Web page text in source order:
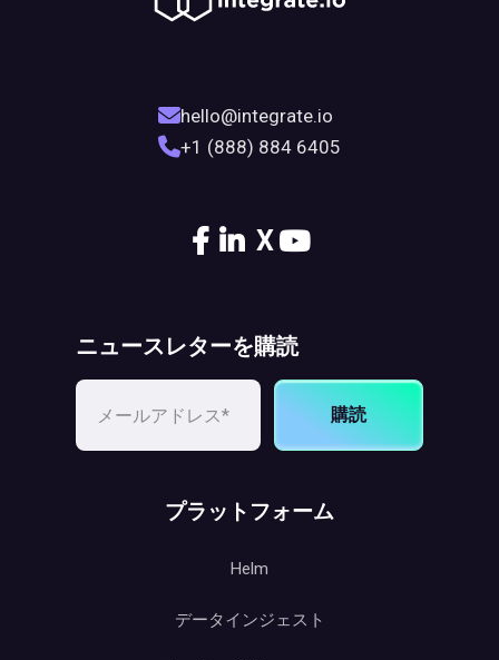
hello@integrate.io
+1 (888) 884 6405
X
ニュースレターを購読
購読
プラットフォーム
Helm
データインジェスト